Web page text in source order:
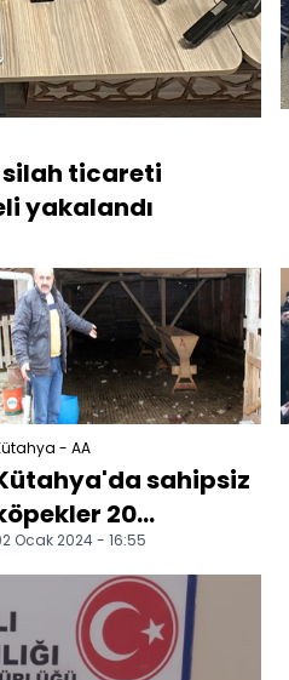
ticareti
yakalandı
- AA
sahipsiz
20
hayvanı
etti
Ocak 2024 - 16:55